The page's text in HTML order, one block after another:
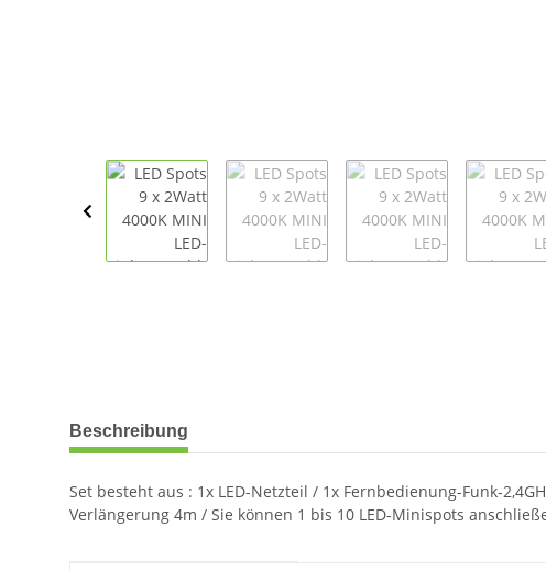
weitere Registerkarten anzeigen
Beschreibung
Set besteht aus : 1x LED-Netzteil / 1x Fernbedienung-Funk-
Verlängerung 4m / Sie können 1 bis 10 LED-Minispots